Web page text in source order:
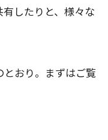
したりと、様々な
おり。まずはご覧